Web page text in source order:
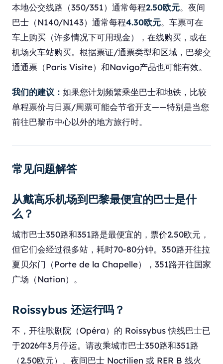
本地公交线路（350/351）通常每程2.50欧元。夜间
巴士（N140/N143）通常每程4.30欧元。车票可在
车上购买（许多情况下可用现金），在线购买，或在
机场火车站购买。根据票证/通票类型和区域，巴黎交
通通票（Paris Visite）和Navigo产品也可能有效。
我们的建议： 如果您计划频繁乘坐巴士和地铁，比较
单程票价与日票/周票可能会节省开支——特别是当您
前往巴黎市中心以外的地方旅行时。
常见问题解答
从戴高乐机场到巴黎最便宜的巴士是什
么？
城市巴士350路和351路是最便宜的，票价2.50欧元，
但它们会经过很多站，耗时70-80分钟。350路开往拉
夏贝尔门（Porte de la Chapelle），351路开往国家
广场（Nation）。
Roissybus 还运行吗？
不，开往歌剧院（Opéra）的 Roissybus 快线巴士已
于2026年3月停运。请改乘城市巴士350路和351路
（2.50欧元）、夜间巴士 Noctilien 或 RER B 线火